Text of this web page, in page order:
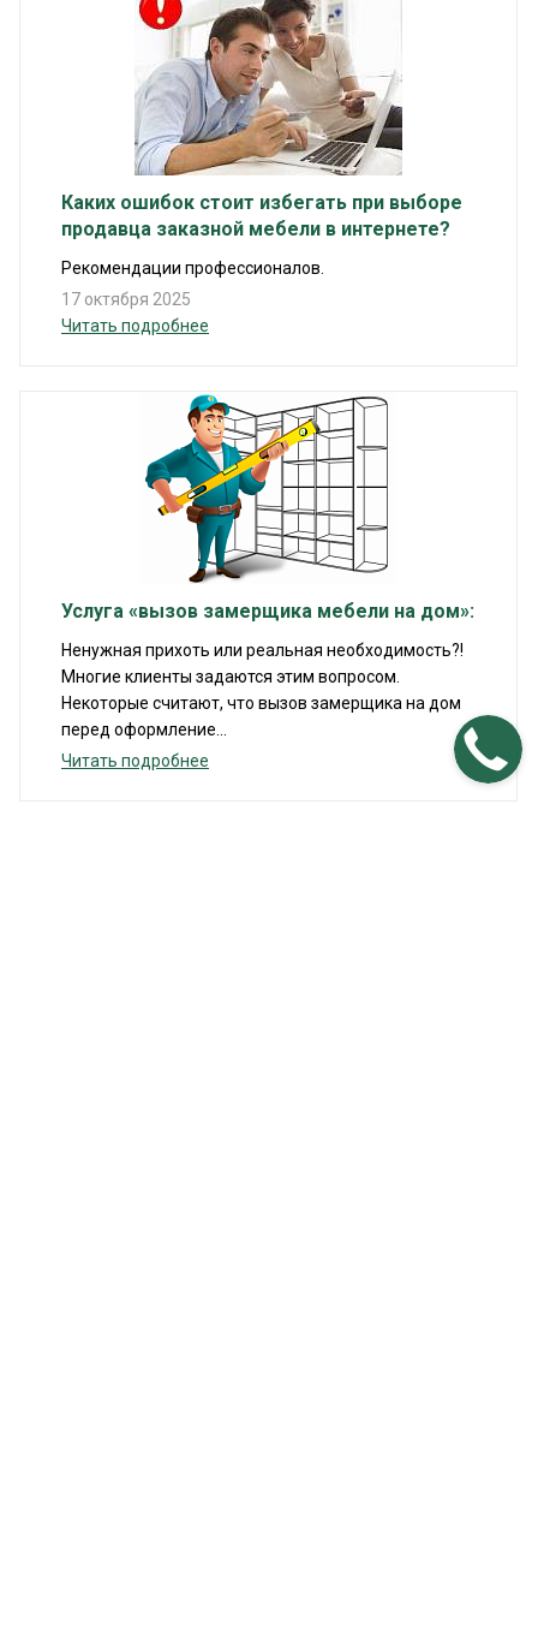
Каких ошибок стоит избегать при выборе
продавца заказной мебели в интернете?
Рекомендации профессионалов.
17 октября 2025
Читать подробнее
Услуга «вызов замерщика мебели на дом»:
Ненужная прихоть или реальная необходимость?!
Многие клиенты задаются этим вопросом.
Некоторые считают, что вызов замерщика на дом
перед оформление...
Читать подробнее